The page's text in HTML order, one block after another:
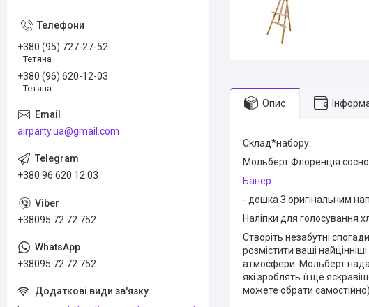
Опис
Склад*набору:
Мольберт Флоренція
Банер
- дошка З оригінальним
Наліпки для голосування
Створіть незабутні
розмістити ваші
атмосфери. Мольберт
які зроблять її ще
можете обрати
+380 (95) 727-27-52
Тетяна
+380 (96) 620-12-03
Тетяна
airparty.ua@gmail.com
+380 96 620 12 03
+38095 72 72 752
+38095 72 72 752